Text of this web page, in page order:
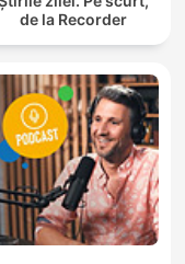
de la Recorder